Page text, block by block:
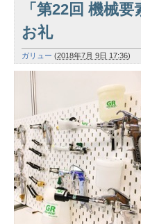
「第22回 機械
お礼
ガリュー (2018年7月 9日 17:36)